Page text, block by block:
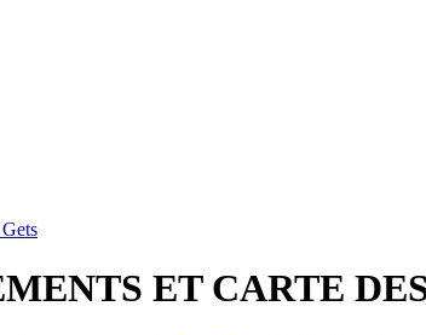
ET CARTE